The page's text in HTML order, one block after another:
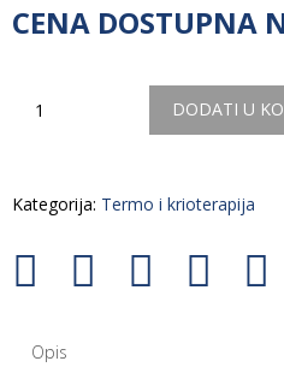
CENA DOSTUPNA
DODATI U
Kategorija: Termo i krioterapija
Opis